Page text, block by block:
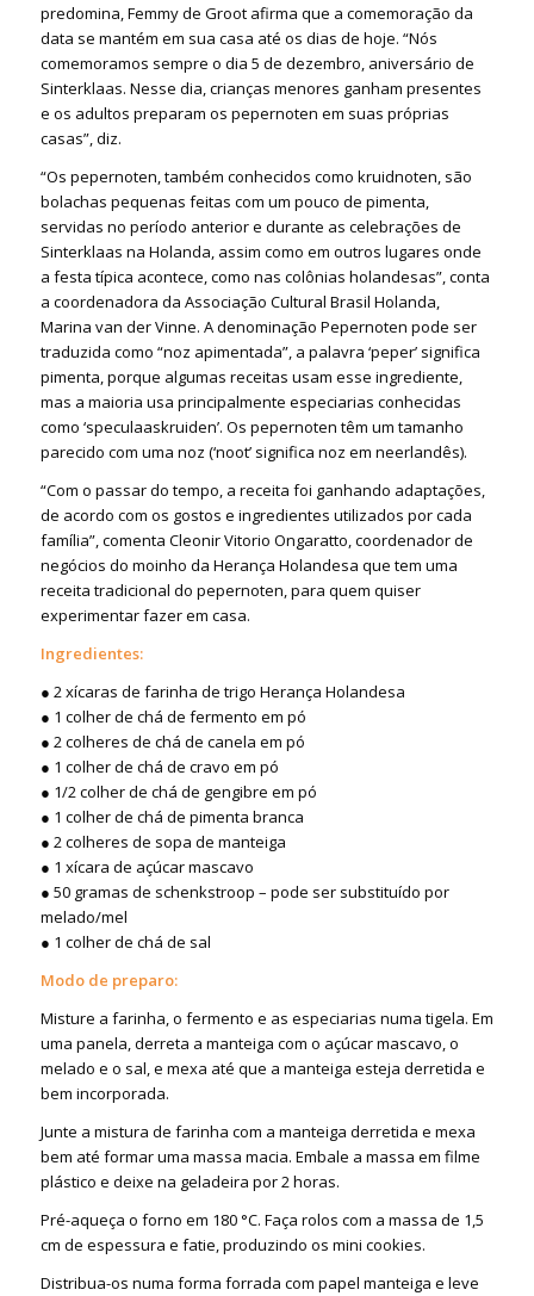
predomina, Femmy de Groot afirma que a comemoração da
data se mantém em sua casa até os dias de hoje. “Nós
comemoramos sempre o dia 5 de dezembro, aniversário de
Sinterklaas. Nesse dia, crianças menores ganham presentes
e os adultos preparam os pepernoten em suas próprias
casas”, diz.
“Os pepernoten, também conhecidos como kruidnoten, são
bolachas pequenas feitas com um pouco de pimenta,
servidas no período anterior e durante as celebrações de
Sinterklaas na Holanda, assim como em outros lugares onde
a festa típica acontece, como nas colônias holandesas”, conta
a coordenadora da Associação Cultural Brasil Holanda,
Marina van der Vinne. A denominação Pepernoten pode ser
traduzida como “noz apimentada”, a palavra ‘peper’ significa
pimenta, porque algumas receitas usam esse ingrediente,
mas a maioria usa principalmente especiarias conhecidas
como ‘speculaaskruiden’. Os pepernoten têm um tamanho
parecido com uma noz (‘noot’ significa noz em neerlandês).
“Com o passar do tempo, a receita foi ganhando adaptações,
de acordo com os gostos e ingredientes utilizados por cada
família”, comenta Cleonir Vitorio Ongaratto, coordenador de
negócios do moinho da Herança Holandesa que tem uma
receita tradicional do pepernoten, para quem quiser
experimentar fazer em casa.
Ingredientes:
● 2 xícaras de farinha de trigo Herança Holandesa
● 1 colher de chá de fermento em pó
● 2 colheres de chá de canela em pó
● 1 colher de chá de cravo em pó
● 1/2 colher de chá de gengibre em pó
● 1 colher de chá de pimenta branca
● 2 colheres de sopa de manteiga
● 1 xícara de açúcar mascavo
● 50 gramas de schenkstroop – pode ser substituído por
melado/mel
● 1 colher de chá de sal
Modo de preparo:
Misture a farinha, o fermento e as especiarias numa tigela. Em
uma panela, derreta a manteiga com o açúcar mascavo, o
melado e o sal, e mexa até que a manteiga esteja derretida e
bem incorporada.
Junte a mistura de farinha com a manteiga derretida e mexa
bem até formar uma massa macia. Embale a massa em filme
plástico e deixe na geladeira por 2 horas.
Pré-aqueça o forno em 180 °C. Faça rolos com a massa de 1,5
cm de espessura e fatie, produzindo os mini cookies.
Distribua-os numa forma forrada com papel manteiga e leve